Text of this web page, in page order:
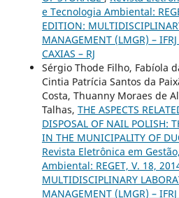
e Tecnologia Ambiental:
EDITION:
MANAGEMENT (LMGR) –
CAXIAS – RJ
Sérgio Thode Filho, Fabíola
Cintia Patrícia Santos da
Costa, Thuanny Moraes de
Talhas, THE ASPECTS
DISPOSAL OF NAIL POLISH:
IN THE MUNICIPALITY OF
Revista Eletrônica em
Ambiental: REGET, V. 18,
MULTIDISCIPLINARY
MANAGEMENT (LMGR) –